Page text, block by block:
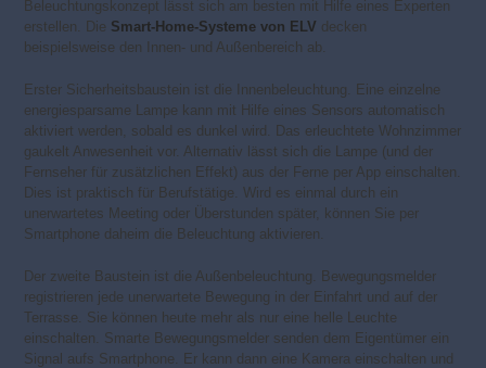
Beleuchtungskonzept lässt sich am besten mit Hilfe eines Experten
erstellen. Die Smart-Home-Systeme von ELV decken
beispielsweise den Innen- und Außenbereich ab.
Erster Sicherheitsbaustein ist die Innenbeleuchtung. Eine einzelne
energiesparsame Lampe kann mit Hilfe eines Sensors automatisch
aktiviert werden, sobald es dunkel wird. Das erleuchtete Wohnzimmer
gaukelt Anwesenheit vor. Alternativ lässt sich die Lampe (und der
Fernseher für zusätzlichen Effekt) aus der Ferne per App einschalten.
Dies ist praktisch für Berufstätige. Wird es einmal durch ein
unerwartetes Meeting oder Überstunden später, können Sie per
Smartphone daheim die Beleuchtung aktivieren.
Der zweite Baustein ist die Außenbeleuchtung. Bewegungsmelder
registrieren jede unerwartete Bewegung in der Einfahrt und auf der
Terrasse. Sie können heute mehr als nur eine helle Leuchte
einschalten. Smarte Bewegungsmelder senden dem Eigentümer ein
Signal aufs Smartphone. Er kann dann eine Kamera einschalten und